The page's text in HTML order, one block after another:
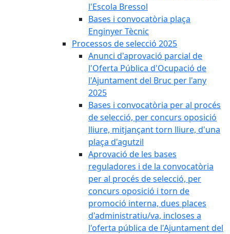
l'Escola Bressol
Bases i convocatòria plaça
Enginyer Tècnic
Processos de selecció 2025
Anunci d'aprovació parcial de
l'Oferta Pública d'Ocupació de
l'Ajuntament del Bruc per l'any
2025
Bases i convocatòria per al procés
de selecció, per concurs oposició
lliure, mitjançant torn lliure, d'una
plaça d'agutzil
Aprovació de les bases
reguladores i de la convocatòria
per al procés de selecció, per
concurs oposició i torn de
promoció interna, dues places
d'administratiu/va, incloses a
l'oferta pública de l'Ajuntament del